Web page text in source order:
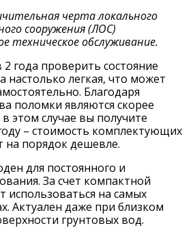
черта локального
сооружения (ЛОС)
техническое обслуживание.
года проверить состояние
настолько легкая, что может
Благодаря
поломки являются скорее
этом случае вы получите
– стоимость комплектующих
на порядок дешевле.
для постоянного и
За счет компактной
использоваться на самых
Актуален даже при близком
грунтовых вод.